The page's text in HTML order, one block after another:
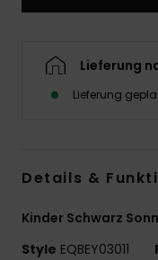
Lieferung
Lieferung
Details &
Kinder Schwarz
Style EQBEY03011